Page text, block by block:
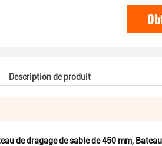
Description de produit
de dragage de sable de 450 mm,